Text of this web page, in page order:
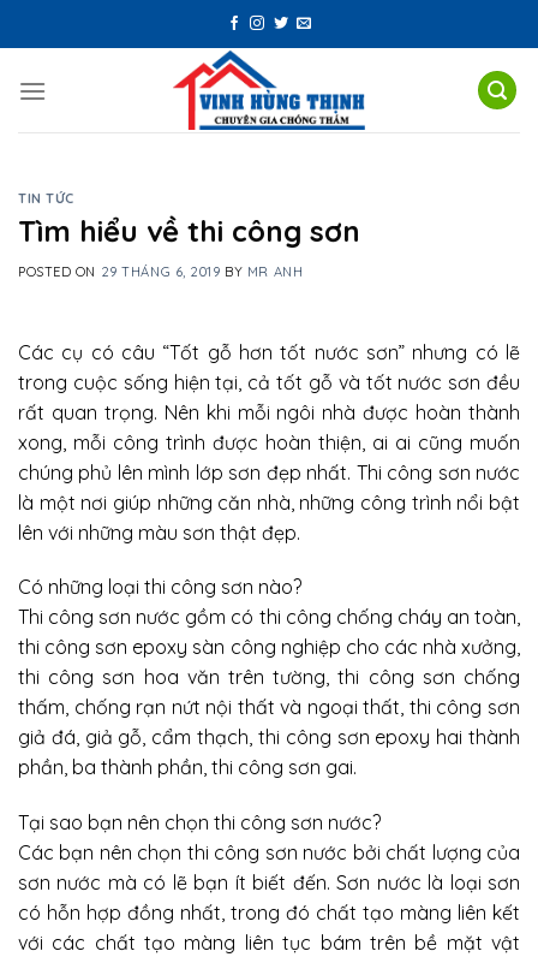
to
TIN TỨC
Tìm hiểu về thi công sơn
POSTED ON 29 THÁNG 6, 2019 BY MR ANH
Các cụ có câu “Tốt gỗ hơn tốt nước sơn” nhưng có lẽ
trong cuộc sống hiện tại, cả tốt gỗ và tốt nước sơn đều
rất quan trọng. Nên khi mỗi ngôi nhà được hoàn thành
xong, mỗi công trình được hoàn thiện, ai ai cũng muốn
chúng phủ lên mình lớp sơn đẹp nhất. Thi công sơn nước
là một nơi giúp những căn nhà, những công trình nổi bật
lên với những màu sơn thật đẹp.
Có những loại thi công sơn nào?
Thi công sơn nước gồm có thi công chống cháy an toàn,
thi công sơn epoxy sàn công nghiệp cho các nhà xưởng,
thi công sơn hoa văn trên tường, thi công sơn chống
thấm, chống rạn nứt nội thất và ngoại thất, thi công sơn
giả đá, giả gỗ, cẩm thạch, thi công sơn epoxy hai thành
phần, ba thành phần, thi công sơn gai.
Tại sao bạn nên chọn thi công sơn nước?
Các bạn nên chọn thi công sơn nước bởi chất lượng của
sơn nước mà có lẽ bạn ít biết đến. Sơn nước là loại sơn
có hỗn hợp đồng nhất, trong đó chất tạo màng liên kết
với các chất tạo màng liên tục bám trên bề mặt vật